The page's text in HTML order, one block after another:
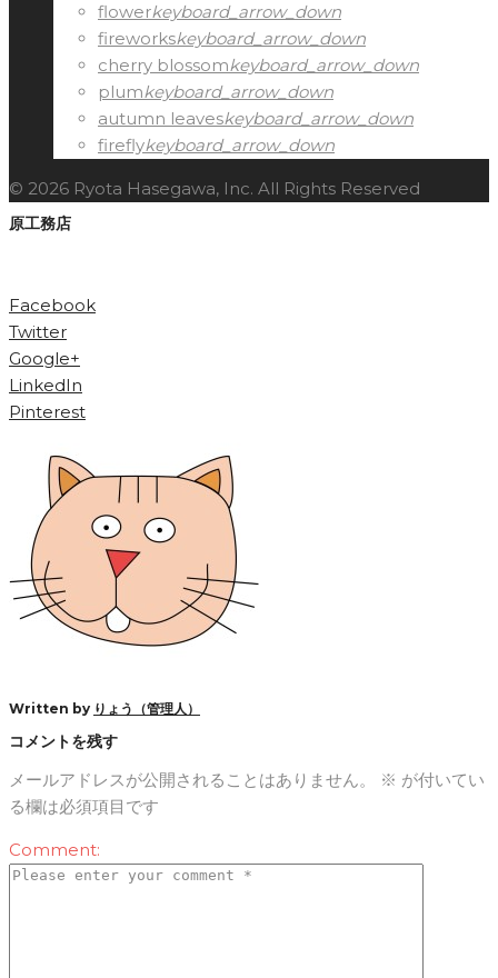
flowerkeyboard_arrow_down
fireworkskeyboard_arrow_down
cherry blossomkeyboard_arrow_down
plumkeyboard_arrow_down
autumn leaveskeyboard_arrow_down
fireflykeyboard_arrow_down
© 2026 Ryota Hasegawa, Inc. All Rights Reserved
原工務店
Facebook
Twitter
Google+
LinkedIn
Pinterest
Written by りょう（管理人）
コメントを残す
メールアドレスが公開されることはありません。 ※ が付いてい
る欄は必須項目です
Comment: